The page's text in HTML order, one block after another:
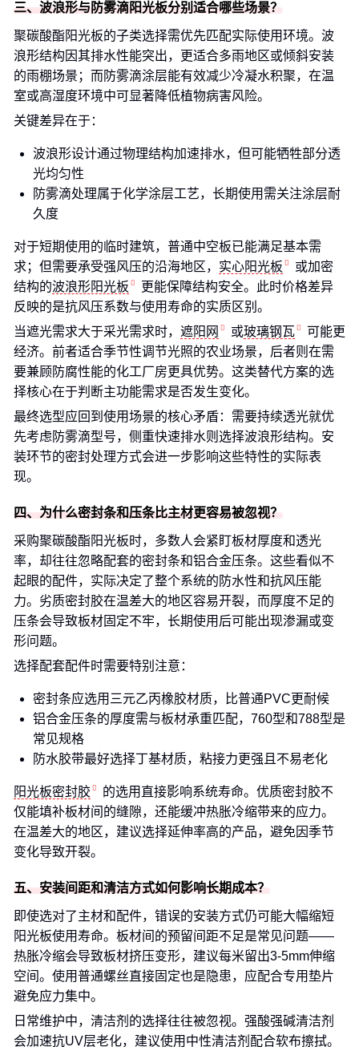
三、波浪形与防雾滴阳光板分别适合哪些场景？
聚碳酸酯阳光板的子类选择需优先匹配实际使用环境。波
浪形结构因其排水性能突出，更适合多雨地区或倾斜安装
的雨棚场景；而防雾滴涂层能有效减少冷凝水积聚，在温
室或高湿度环境中可显著降低植物病害风险。
关键差异在于：
波浪形设计通过物理结构加速排水，但可能牺牲部分透
光均匀性
防雾滴处理属于化学涂层工艺，长期使用需关注涂层耐
久度
对于短期使用的临时建筑，普通中空板已能满足基本需
求；但需要承受强风压的沿海地区， 实心阳光板
或加密
结构的波浪形阳光板
更能保障结构安全。此时价格差异
反映的是抗风压系数与使用寿命的实质区别。
当遮光需求大于采光需求时， 遮阳网 或玻璃钢瓦
可能更
经济。前者适合季节性调节光照的农业场景，后者则在需
要兼顾防腐性能的化工厂房更具优势。这类替代方案的选
择核心在于判断主功能需求是否发生变化。
最终选型应回到使用场景的核心矛盾：需要持续透光就优
先考虑防雾滴型号，侧重快速排水则选择波浪形结构。安
装环节的密封处理方式会进一步影响这些特性的实际表
现。
四、为什么密封条和压条比主材更容易被忽视？
采购聚碳酸酯阳光板时，多数人会紧盯板材厚度和透光
率，却往往忽略配套的密封条和铝合金压条。这些看似不
起眼的配件，实际决定了整个系统的防水性和抗风压能
力。劣质密封胶在温差大的地区容易开裂，而厚度不足的
压条会导致板材固定不牢，长期使用后可能出现渗漏或变
形问题。
选择配套配件时需要特别注意：
密封条应选用三元乙丙橡胶材质，比普通PVC更耐候
铝合金压条的厚度需与板材承重匹配，760型和788型是
常见规格
防水胶带最好选择丁基材质，粘接力更强且不易老化
阳光板密封胶
的选用直接影响系统寿命。优质密封胶不
仅能填补板材间的缝隙，还能缓冲热胀冷缩带来的应力。
在温差大的地区，建议选择延伸率高的产品，避免因季节
变化导致开裂。
五、安装间距和清洁方式如何影响长期成本？
即使选对了主材和配件，错误的安装方式仍可能大幅缩短
阳光板使用寿命。板材间的预留间距不足是常见问题——
热胀冷缩会导致板材挤压变形，建议每米留出3-5mm伸缩
空间。使用普通螺丝直接固定也是隐患，应配合专用垫片
避免应力集中。
日常维护中，清洁剂的选择往往被忽视。强酸强碱清洁剂
会加速抗UV层老化，建议使用中性清洁剂配合软布擦拭。